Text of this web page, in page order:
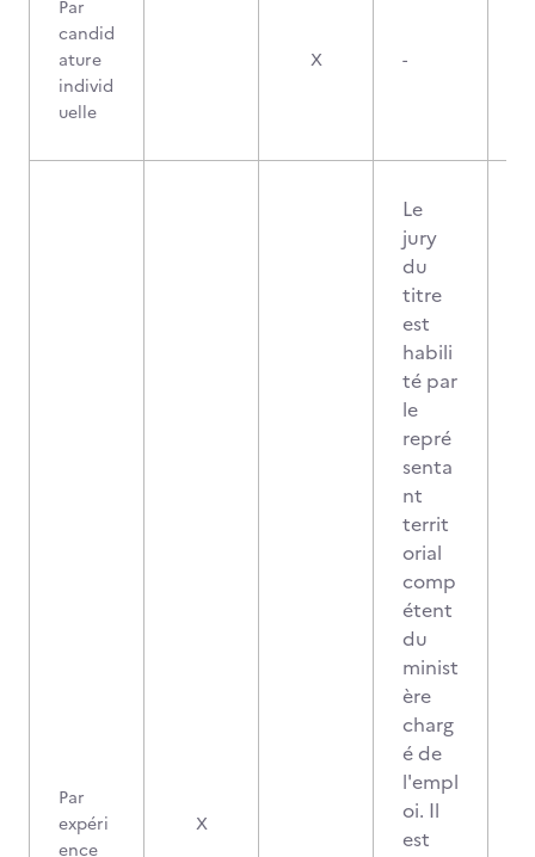
Par
candid
ature
individ
uelle
X -
Par
expéri
ence
X
Le
jury
du
titre
est
habili
té par
le
repré
senta
nt
territ
orial
comp
étent
du
minist
ère
charg
é de
l'empl
oi. Il
est